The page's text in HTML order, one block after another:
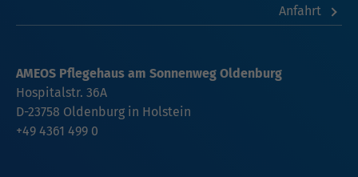
Anfahrt
AMEOS Pflegehaus am Sonnenweg Oldenburg
Hospitalstr. 36A
D-23758 Oldenburg in Holstein
+49 4361 499 0